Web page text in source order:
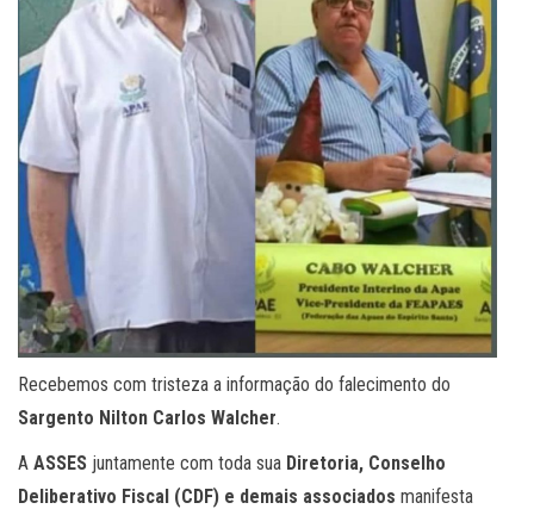
Recebemos com tristeza a informação do falecimento do
Sargento Nilton Carlos Walcher.
A ASSES juntamente com toda sua Diretoria, Conselho
Deliberativo Fiscal (CDF) e demais associados manifesta